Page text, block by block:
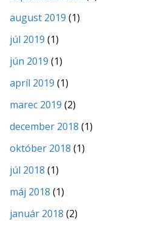
august 2019 (1)
júl 2019 (1)
jún 2019 (1)
apríl 2019 (1)
marec 2019 (2)
december 2018 (1)
október 2018 (1)
júl 2018 (1)
máj 2018 (1)
január 2018 (2)